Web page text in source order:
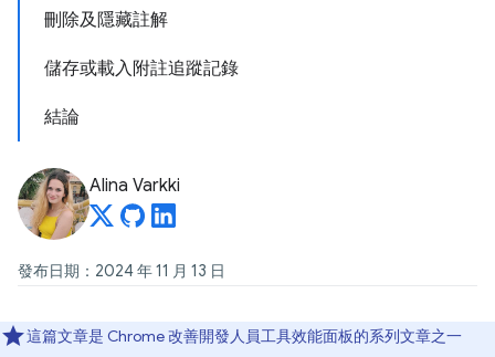
刪除及隱藏註解
儲存或載入附註追蹤記錄
結論
Alina Varkki
發布日期：2024 年 11 月 13 日
這篇文章是 Chrome 改善開發人員工具效能面板的系列文章之一